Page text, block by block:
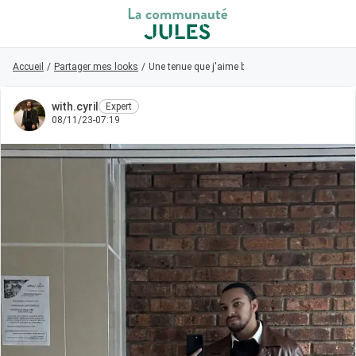
Retour au magasin
Visiteur
Connexion/Inscription
Rechercher dans la communauté
👋Nouveau sur la communauté ? Découvrez
comment faire vos premiers pas ici !
Accueil
Accueil / Partager mes looks / Une tenue que j'aime beaucoup (avec la jolie
with.cyril
Expert
08/11/23-07:19